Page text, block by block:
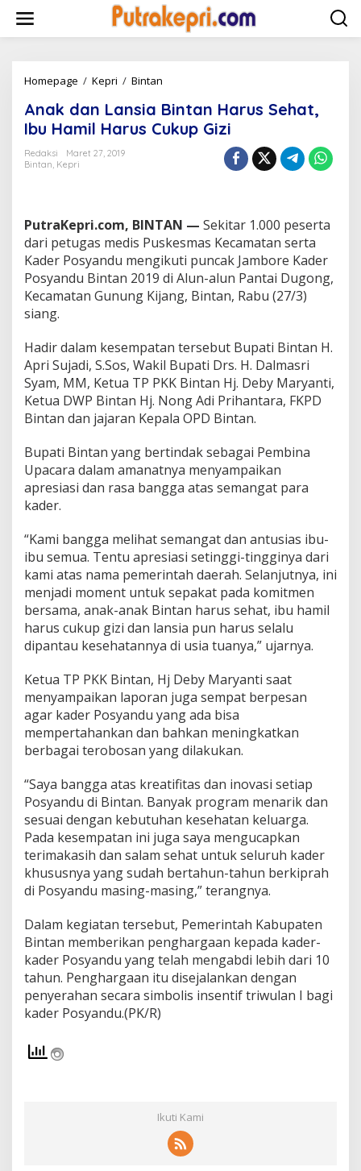
w
Homepage / Kepri / Bintan
a
k
d
s
i
a
B
i
n
n
H
a
r
u
s
h
a
t
u
H
a
m
l
H
a
u
s
C
u
k
u
G
i
z
i
Anak dan Lansia Bintan Harus Sehat,
Ibu Hamil Harus Cukup Gizi
Redaksi
Maret 27, 2019
Bintan, Kepri
PutraKepri.com, BINTAN — Sekitar 1.000 peserta
dari petugas medis Puskesmas Kecamatan serta
Kader Posyandu mengikuti puncak Jambore Kader
Posyandu Bintan 2019 di Alun-alun Pantai Dugong,
Kecamatan Gunung Kijang, Bintan, Rabu (27/3)
siang.
Hadir dalam kesempatan tersebut Bupati Bintan H.
Apri Sujadi, S.Sos, Wakil Bupati Drs. H. Dalmasri
Syam, MM, Ketua TP PKK Bintan Hj. Deby Maryanti,
Ketua DWP Bintan Hj. Nong Adi Prihantara, FKPD
Bintan dan jajaran Kepala OPD Bintan.
Bupati Bintan yang bertindak sebagai Pembina
Upacara dalam amanatnya menyampaikan
apresiasi dan rasa bangga atas semangat para
kader.
“Kami bangga melihat semangat dan antusias ibu-
ibu semua. Tentu apresiasi setinggi-tingginya dari
kami atas nama pemerintah daerah. Selanjutnya, ini
menjadi moment untuk sepakat pada komitmen
bersama, anak-anak Bintan harus sehat, ibu hamil
harus cukup gizi dan lansia pun harus selalu
dipantau kesehatannya di usia tuanya,” ujarnya.
Ketua TP PKK Bintan, Hj Deby Maryanti saat
menyampaikan laporan juga sempat berpesan
agar kader Posyandu yang ada bisa
mempertahankan dan bahkan meningkatkan
berbagai terobosan yang dilakukan.
“Saya bangga atas kreatifitas dan inovasi setiap
Posyandu di Bintan. Banyak program menarik dan
sesuai dengan kebutuhan kesehatan keluarga.
Pada kesempatan ini juga saya mengucapkan
terimakasih dan salam sehat untuk seluruh kader
khususnya yang sudah bertahun-tahun berkiprah
di Posyandu masing-masing,” terangnya.
Dalam kegiatan tersebut, Pemerintah Kabupaten
Bintan memberikan penghargaan kepada kader-
kader Posyandu yang telah mengabdi lebih dari 10
tahun. Penghargaan itu disejalankan dengan
penyerahan secara simbolis insentif triwulan I bagi
kader Posyandu.(PK/R)
Ikuti Kami